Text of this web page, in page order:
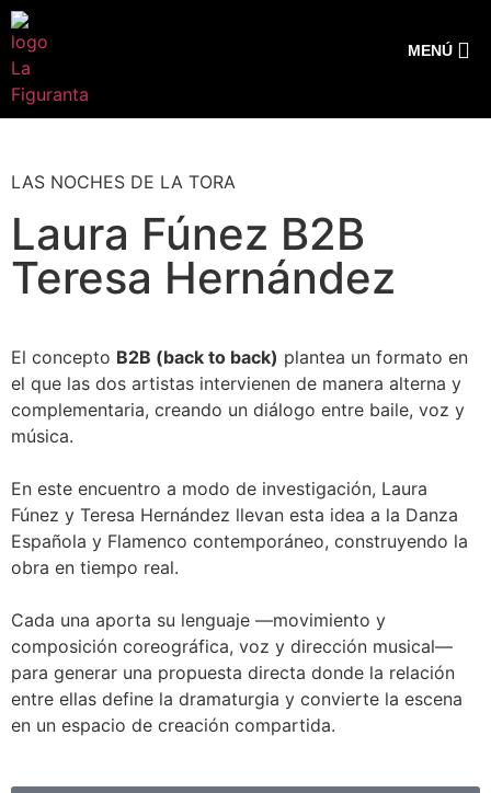
MENÚ
LAS NOCHES DE LA TORA
Laura Fúnez B2B
Teresa Hernández
El concepto B2B (back to back) plantea un formato en
el que las dos artistas intervienen de manera alterna y
complementaria, creando un diálogo entre baile, voz y
música.
En este encuentro a modo de investigación, Laura
Fúnez y Teresa Hernández llevan esta idea a la Danza
Española y Flamenco contemporáneo, construyendo la
obra en tiempo real.
Cada una aporta su lenguaje —movimiento y
composición coreográfica, voz y dirección musical—
para generar una propuesta directa donde la relación
entre ellas define la dramaturgia y convierte la escena
en un espacio de creación compartida.